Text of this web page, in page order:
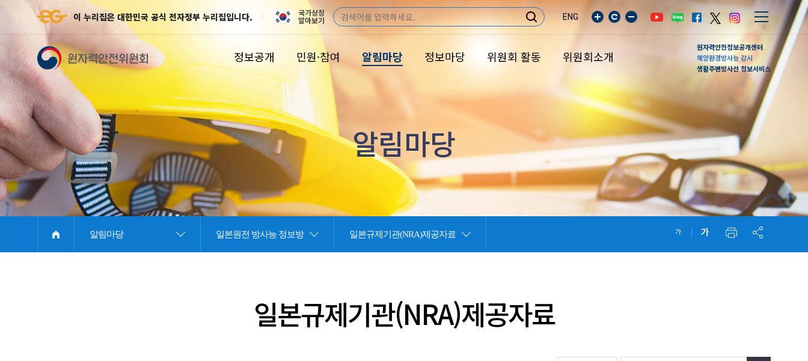
이 누리집은 대한민국 공식 전자정부 누리집입니다.
국가상징
알아보기
검
색
ENG
정보공개 민원·참여 알림마당 정보마당 위원회 활동 위원회소개
원자력안전정보공개센터
해양환경방사능 감시
생활주변방사선 정보서비스
알림마당
알림마당 일본원전 방사능 정보방 일본규제기관(NRA)제공자료
일본규제기관(NRA)제공자료